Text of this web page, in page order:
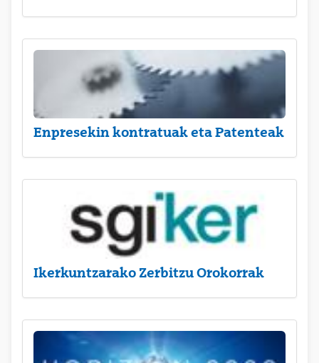
Enpresekin kontratuak eta Patenteak
Ikerkuntzarako Zerbitzu Orokorrak